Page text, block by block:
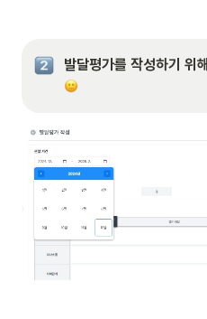
발달평가를 작성하기 위해